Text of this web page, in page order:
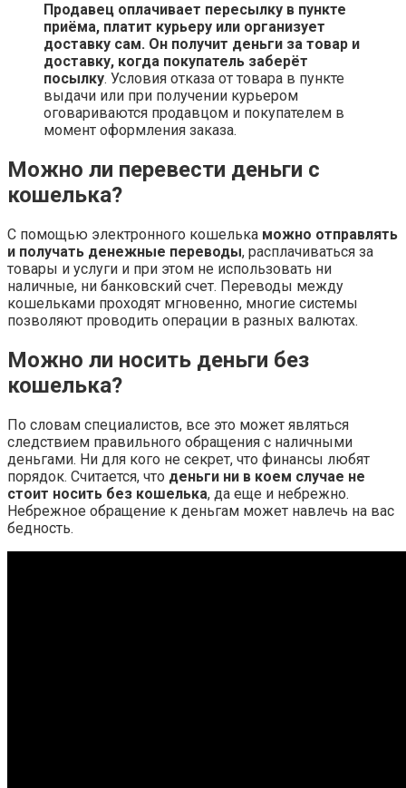
Продавец оплачивает пересылку в пункте
приёма, платит курьеру или организует
доставку сам. Он получит деньги за товар и
доставку, когда покупатель заберёт
посылку. Условия отказа от товара в пункте
выдачи или при получении курьером
оговариваются продавцом и покупателем в
момент оформления заказа.
Можно ли перевести деньги с
кошелька?
С помощью электронного кошелька можно отправлять
и получать денежные переводы, расплачиваться за
товары и услуги и при этом не использовать ни
наличные, ни банковский счет. Переводы между
кошельками проходят мгновенно, многие системы
позволяют проводить операции в разных валютах.
Можно ли носить деньги без
кошелька?
По словам специалистов, все это может являться
следствием правильного обращения с наличными
деньгами. Ни для кого не секрет, что финансы любят
порядок. Считается, что деньги ни в коем случае не
стоит носить без кошелька, да еще и небрежно.
Небрежное обращение к деньгам может навлечь на вас
бедность.